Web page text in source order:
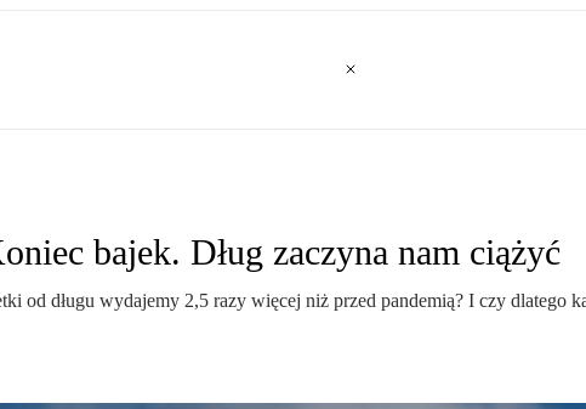
bajek. Dług zaczyna nam ciążyć
od długu wydajemy 2,5 razy więcej niż przed pandemią? I czy dlatego